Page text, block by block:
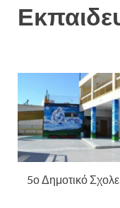
5ο Δημοτικό